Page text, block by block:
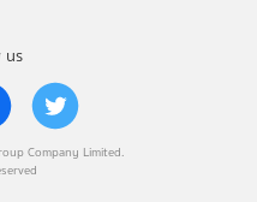
us
Company Limited.